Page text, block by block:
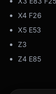
X4 F26
X5 E53
Z3
Z4 E85